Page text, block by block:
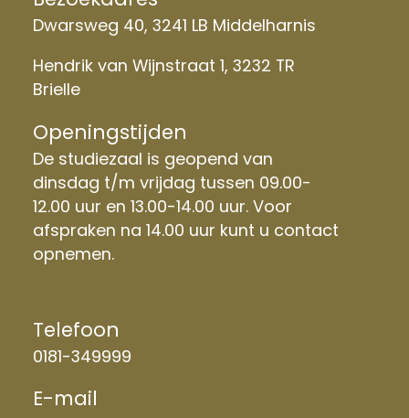
Dwarsweg 40, 3241 LB Middelharnis
Hendrik van Wijnstraat 1, 3232 TR
Brielle
Openingstijden
De studiezaal is geopend van
dinsdag t/m vrijdag tussen 09.00-
12.00 uur en 13.00-14.00 uur. Voor
afspraken na 14.00 uur kunt u contact
opnemen.
Telefoon
0181-349999
E-mail